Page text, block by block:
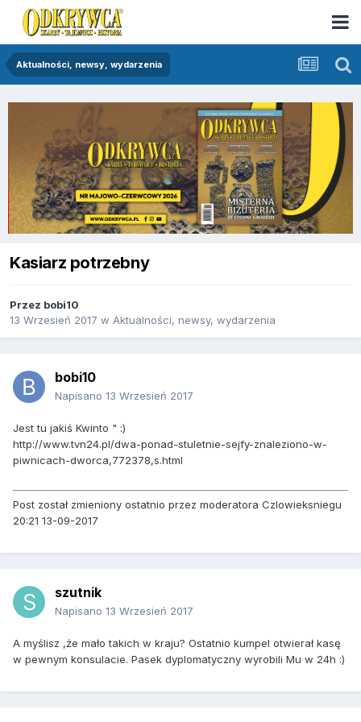
Aktualności, newsy, wydarzenia
Kasiarz potrzebny
Przez bobi10
13 Wrzesień 2017 w Aktualności, newsy, wydarzenia
bobi10
Napisano 13 Wrzesień 2017
Jest tu jakiś Kwinto " :)
http://www.tvn24.pl/dwa-ponad-stuletnie-sejfy-znaleziono-w-
piwnicach-dworca,772378,s.html
Post został zmieniony ostatnio przez moderatora Czlowieksniegu
20:21 13-09-2017
szutnik
Napisano 13 Wrzesień 2017
A myślisz ,że mało takich w kraju? Ostatnio kumpel otwierał kasę
w pewnym konsulacie. Pasek dyplomatyczny wyrobili Mu w 24h :)